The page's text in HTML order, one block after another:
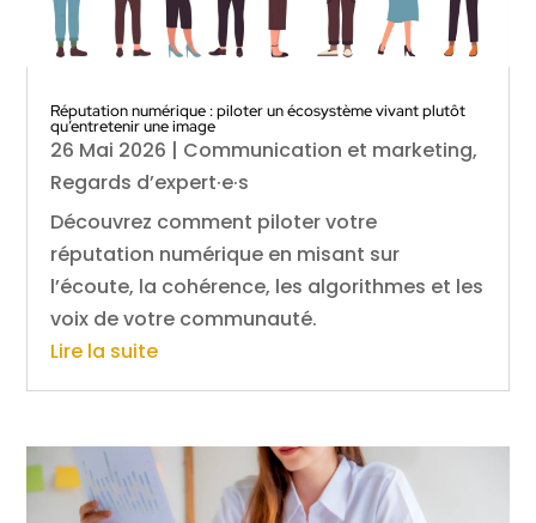
Réputation numérique : piloter un écosystème vivant plutôt
qu’entretenir une image
26 Mai 2026 | Communication et marketing,
Regards d’expert·e·s
Découvrez comment piloter votre
réputation numérique en misant sur
l’écoute, la cohérence, les algorithmes et les
voix de votre communauté.
Lire la suite